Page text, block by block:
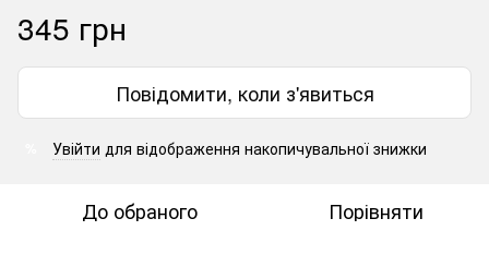
345 грн
Повідомити, коли з'явиться
Увійти для відображення накопичувальної знижки
До обраного Порівняти